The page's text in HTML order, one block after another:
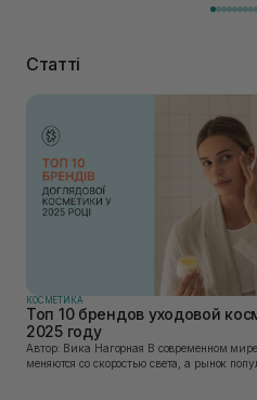
Статті
КОСМЕТИКА
Топ 10 брендов уходовой
2025 году
Автор: Вика Нагорная В современном мире, где тренды
меняются со скоростью света, а рынок